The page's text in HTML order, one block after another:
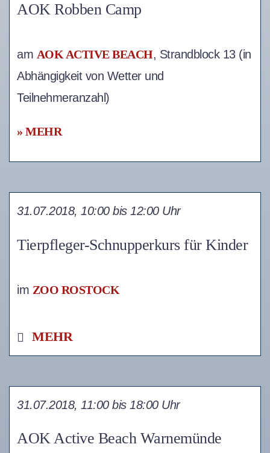
AOK Robben Camp
am AOK ACTIVE BEACH, Strandblock 13 (in
Abhängigkeit von Wetter und
Teilnehmeranzahl)
» MEHR
Tierpfleger-Schnupperkurs für Kinder
31.07.2018, 10:00 bis 12:00 Uhr
im ZOO ROSTOCK
MEHR
AOK Active Beach Warnemünde
31.07.2018, 11:00 bis 18:00 Uhr